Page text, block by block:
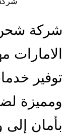
شركة
الامارات
توفير
ومميزة
بأمان إلى